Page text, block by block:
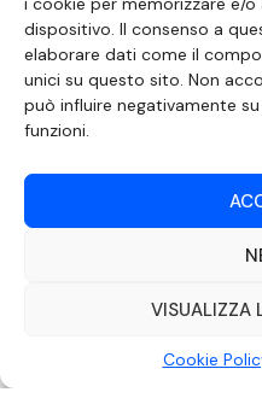
dispositivo. Il consenso a
elaborare dati come il
unici su questo sito. Non
può influire negativamente
funzioni.
VISUALIZZA
Cookie
DOCUMENTO REDATTO AI SENSI
AUTOREGOLAMENTAZIONE IN
©2022 Video Mediterraneo –